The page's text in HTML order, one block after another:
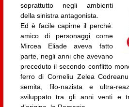
soprattutto negli ambienti
della sinistra antagonista.
Ed è facile capirne il perché:
amico di personaggi come
Mircea Eliade aveva fatto
parte, negli anni che avevano
preceduto il secondo conflitto
ferro di Corneliu Zelea
semita, filo-nazista e ultra-
sviluppato tra gli anni venti e